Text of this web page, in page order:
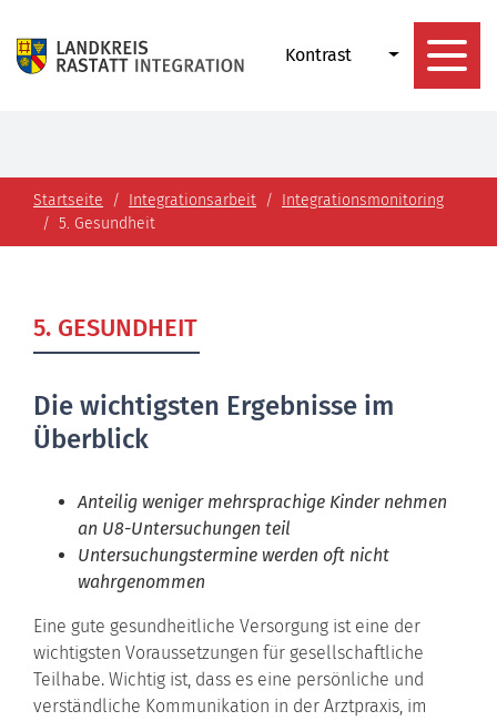
Kontrast
Startseite Integrationsarbeit
Integrationsmonitoring
5. Gesundheit
5. GESUNDHEIT
Die wichtigsten Ergebnisse im
Überblick
Anteilig weniger mehrsprachige Kinder nehmen
an U8-Untersuchungen teil
Untersuchungstermine werden oft nicht
wahrgenommen
Eine gute gesundheitliche Versorgung ist eine der
wichtigsten Voraussetzungen für gesellschaftliche
Teilhabe. Wichtig ist, dass es eine persönliche und
verständliche Kommunikation in der Arztpraxis, im